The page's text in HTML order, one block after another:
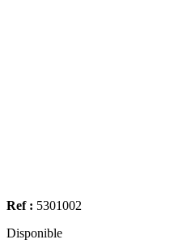
Ref : 5301002
Disponible